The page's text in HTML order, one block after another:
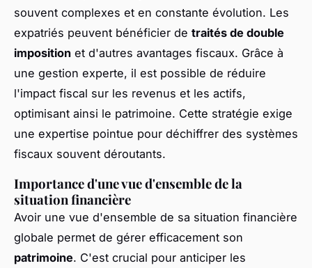
souvent complexes et en constante évolution. Les
expatriés peuvent bénéficier de traités de double
imposition et d'autres avantages fiscaux. Grâce à
une gestion experte, il est possible de réduire
l'impact fiscal sur les revenus et les actifs,
optimisant ainsi le patrimoine. Cette stratégie exige
une expertise pointue pour déchiffrer des systèmes
fiscaux souvent déroutants.
Importance d'une vue d'ensemble de la
situation financière
Avoir une vue d'ensemble de sa situation financière
globale permet de gérer efficacement son
patrimoine. C'est crucial pour anticiper les